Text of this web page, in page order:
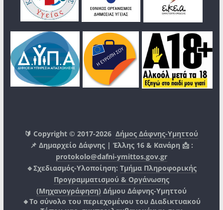
🔰 Copyright © 2017-2026Δήμος Δάφνης-Υμηττού
📌 Δημαρχείο Δάφνης | Έλλης 16 & Κανάρη 📩 :
protokolo@dafni-ymittos.gov.gr
🔹Σχεδιασμός-Υλοποίηση: Τμήμα Πληροφορικής
Προγραμματισμού & Οργάνωσης
(Μηχανογράφηση) Δήμου Δάφνης-Υμηττού
🔸Το σύνολο του περιεχομένου του Διαδικτυακού